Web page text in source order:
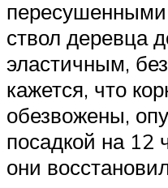
ствол деревца
эластичным,
кажется, что
обезвожены,
посадкой на 12
они